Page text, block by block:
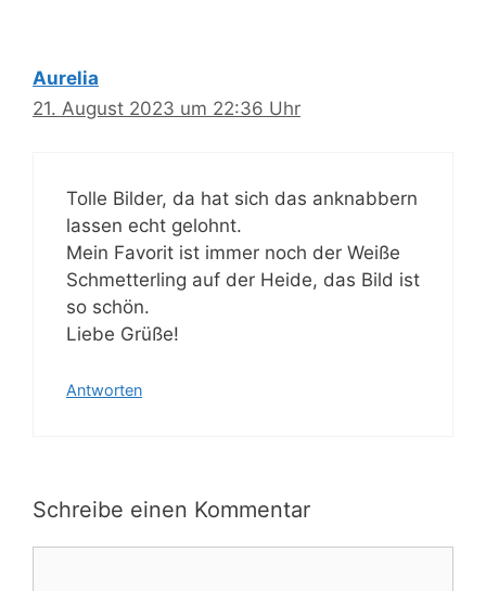
Aurelia
21. August 2023 um 22:36 Uhr
Tolle Bilder, da hat sich das anknabbern
lassen echt gelohnt.
Mein Favorit ist immer noch der Weiße
Schmetterling auf der Heide, das Bild ist
so schön.
Liebe Grüße!
Antworten
Schreibe einen Kommentar